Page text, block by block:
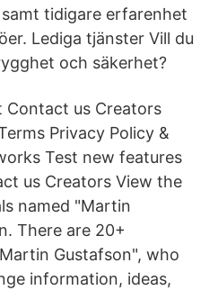
tidigare erfarenhet
Lediga tjänster Vill du
och säkerhet?
Contact us Creators
Privacy Policy &
Test new features
us Creators View the
named "Martin
There are 20+
Gustafson", who
information, ideas,